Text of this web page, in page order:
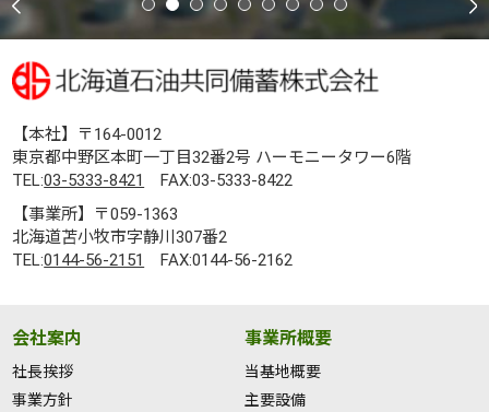
【本社】〒164-0012
東京都中野区本町一丁目32番2号 ハーモニータワー6階
TEL:03-5333-8421
FAX:03-5333-8422
【事業所】〒059-1363
北海道苫小牧市字静川307番2
TEL:0144-56-2151 FAX:0144-56-2162
会社案内
社長挨拶
事業方針
事業所概要
当基地概要
主要設備